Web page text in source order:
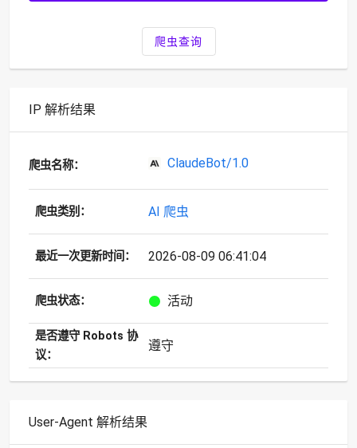
爬虫查询
IP 解析结果
爬虫名称： ClaudeBot/1.0
爬虫类别： AI 爬虫
最近一次更新时间： 2026-08-09 06:41:04
爬虫状态： 活动
是否遵守 Robots 协
议：
遵守
User-Agent 解析结果